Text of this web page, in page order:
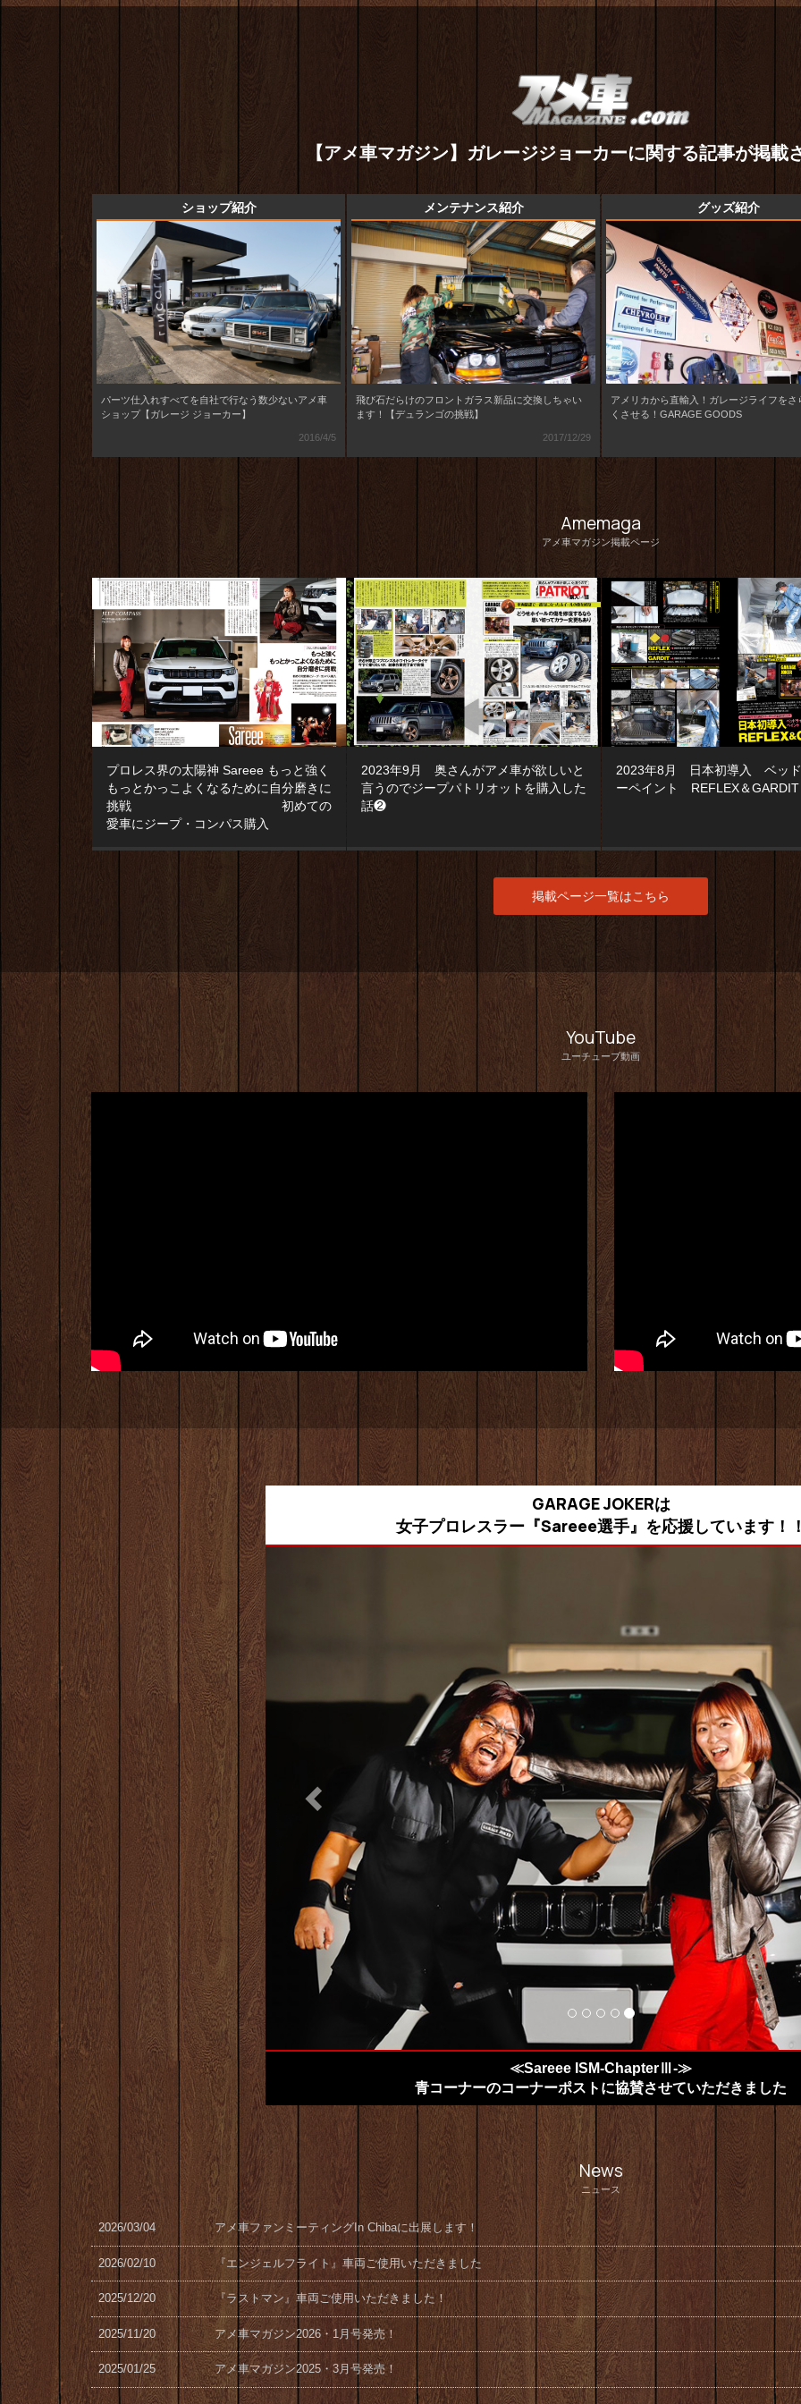
【アメ車マガジン】ガレージジョーカーに関する記事が掲載
ショップ紹介
パーツ仕入れすべてを自社で行なう数少ないアメ車
ショップ【ガレージ ジョーカー】
2016/4/5
メンテナンス紹介
飛び石だらけのフロントガラス新品に交換しちゃい
ます！【デュランゴの挑戦】
2017/12/29
グッズ紹介
アメリカから直輸入！ガレージライフをさ
くさせる！GARAGE GOODS
Amemaga
アメ車マガジン掲載ページ
プロレス界の太陽神 Sareee もっと強く
もっとかっこよくなるために自分磨きに
挑戦 初めての
愛車にジープ・コンパス購入
2023年9月 奥さんがアメ車が欲しいと
言うのでジープパトリオットを購入した
話❷
2023年8月 日本初導入 ベッ
ーペイント REFLEX＆GARDIT
掲載ページ一覧はこちら
YouTube
ユーチューブ動画
GARAGE JOKERは
女子プロレスラー『Sareee選手』を応援しています！
≪Sareee ISM-ChapterⅢ-≫
青コーナーのコーナーポストに協賛させていただきました
News
ニュース
2026/03/04 アメ車ファンミーティングIn Chibaに出展します！
2026/02/10 『エンジェルフライト』車両ご使用いただきました
2025/12/20 『ラストマン』車両ご使用いただきました！
2025/11/20 アメ車マガジン2026・1月号発売！
2025/01/25 アメ車マガジン2025・3月号発売！